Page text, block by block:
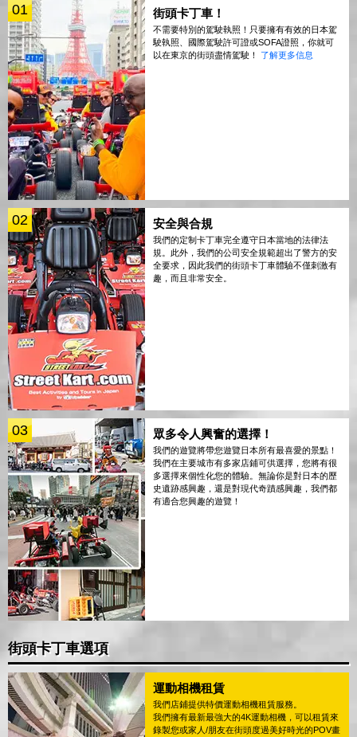
01 街頭卡丁車！
不需要特別的駕駛執照！只要擁有有效的日本駕
駛執照、國際駕駛許可證或SOFA證照，你就可
以在東京的街頭盡情駕駛！ 了解更多信息
02 安全與合規
我們的定制卡丁車完全遵守日本當地的法律法
規。此外，我們的公司安全規範超出了警方的安
全要求，因此我們的街頭卡丁車體驗不僅刺激有
趣，而且非常安全。
03 眾多令人興奮的選擇！
我們的遊覽將帶您遊覽日本所有最喜愛的景點！
我們在主要城市有多家店鋪可供選擇，您將有很
多選擇來個性化您的體驗。無論你是對日本的歷
史遺跡感興趣，還是對現代奇蹟感興趣，我們都
有適合您興趣的遊覽！
街頭卡丁車選項
運動相機租賃
我們店鋪提供特價運動相機租賃服務。
我們擁有最新最強大的4K運動相機，可以租賃來
錄製您或家人/朋友在街頭度過美好時光的POV畫